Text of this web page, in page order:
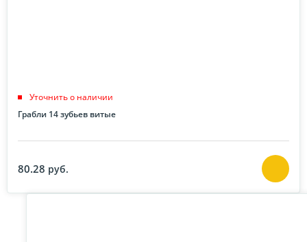
Уточнить о наличии
Грабли 14 зубьев витые
80.28 руб.